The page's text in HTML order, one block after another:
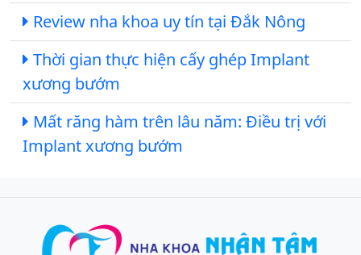
Review nha khoa uy tín tại Đắk Nông
Thời gian thực hiện cấy ghép Implant
xương bướm
Mất răng hàm trên lâu năm: Điều trị với
Implant xương bướm